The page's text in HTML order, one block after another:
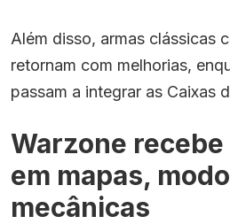
Além disso, armas clássicas
retornam com melhorias,
passam a integrar as Caixas
Warzone
em mapas,
mecânicas